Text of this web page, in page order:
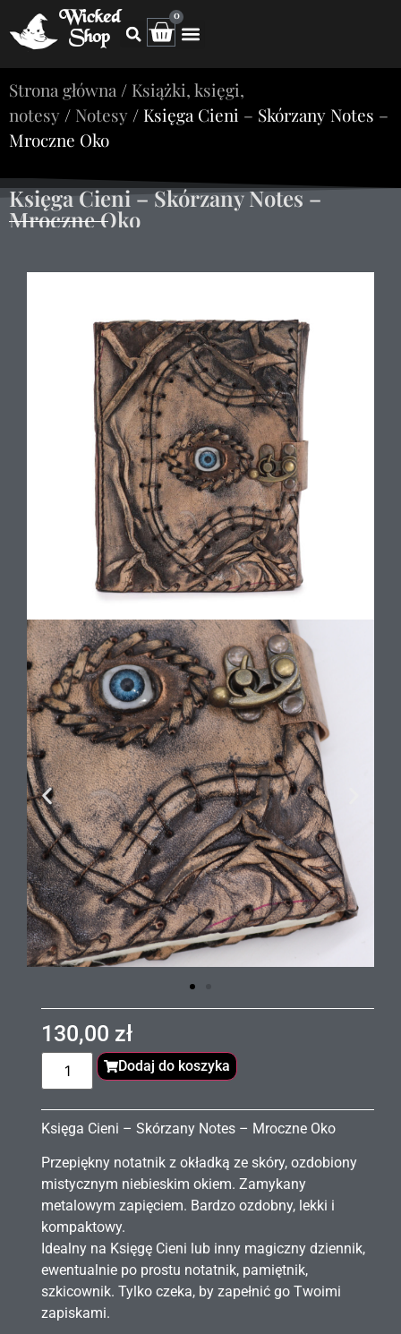
Wicked
Shop
0
Strona główna / Książki, księgi,
notesy / Notesy / Księga Cieni – Skórzany Notes –
Mroczne Oko
Księga Cieni – Skórzany Notes –
Mroczne Oko
130,00 zł
Dodaj do koszyka
Księga Cieni – Skórzany Notes – Mroczne Oko
Przepiękny notatnik z okładką ze skóry, ozdobiony
mistycznym niebieskim okiem. Zamykany
metalowym zapięciem. Bardzo ozdobny, lekki i
kompaktowy.
Idealny na Księgę Cieni lub inny magiczny dziennik,
ewentualnie po prostu notatnik, pamiętnik,
szkicownik. Tylko czeka, by zapełnić go Twoimi
zapiskami.